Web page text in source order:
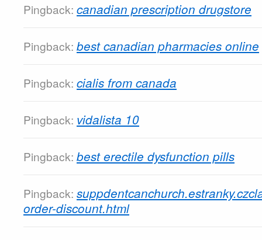
Pingback: canadian prescription drugstore
Pingback: best canadian pharmacies online
Pingback: cialis from canada
Pingback: vidalista 10
Pingback: best erectile dysfunction pills
Pingback:
order-discount.html